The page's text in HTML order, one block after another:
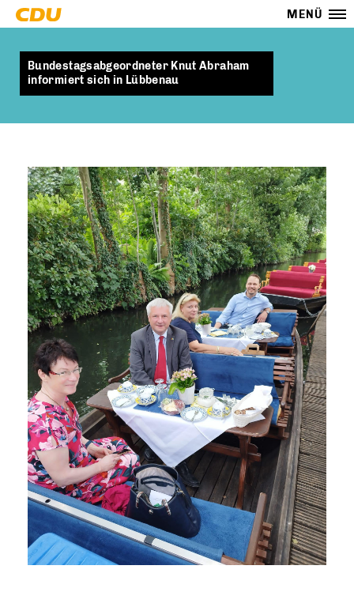
MENÜ
Bundestagsabgeordneter Knut Abraham
informiert sich in Lübbenau